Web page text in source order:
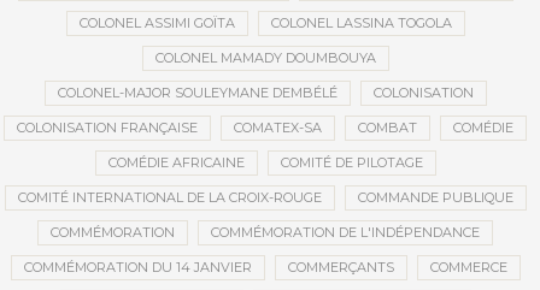
COLONEL ASSIMI GOÏTA COLONEL LASSINA TOGOLA
COLONEL MAMADY DOUMBOUYA
COLONEL-MAJOR SOULEYMANE DEMBÉLÉ COLONISATION
COLONISATION FRANÇAISE COMATEX-SA COMBAT COMÉDIE
COMÉDIE AFRICAINE COMITÉ DE PILOTAGE
COMITÉ INTERNATIONAL DE LA CROIX-ROUGE COMMANDE PUBLIQUE
COMMÉMORATION COMMÉMORATION DE L'INDÉPENDANCE
COMMÉMORATION DU 14 JANVIER COMMERÇANTS COMMERCE